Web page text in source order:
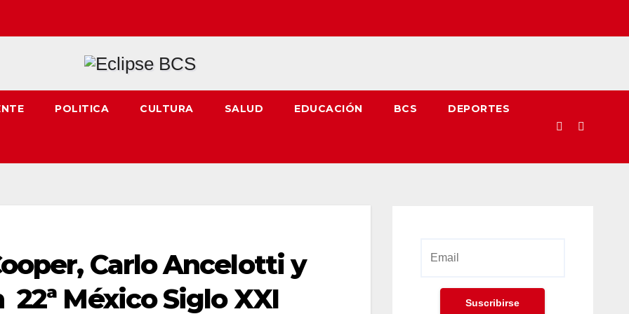
POLITICA CULTURA SALUD EDUCACIÓN BCS DEPORTES
Carlo Ancelotti y
México Siglo XXI